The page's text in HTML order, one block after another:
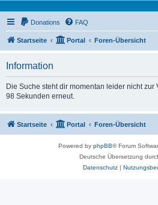
Donations FAQ
Startseite Portal Foren-Übersicht
Information
Die Suche steht dir momentan leider nicht zur
98 Sekunden erneut.
Startseite Portal Foren-Übersicht
Powered by phpBB® Forum
Deutsche Übersetzung
Datenschutz|